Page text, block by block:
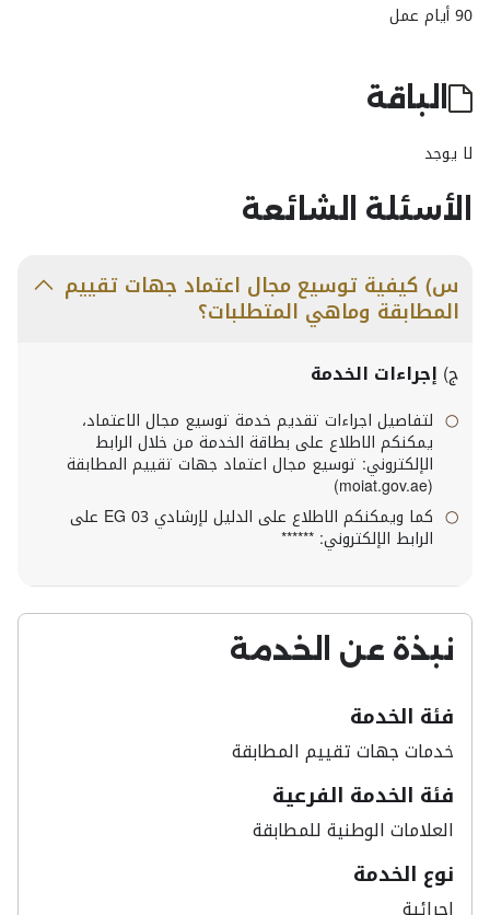
90 أيام عمل
الباقة
لا يوجد
الأسئلة الشائعة
س) كيفية توسيع مجال اعتماد جهات تقييم
المطابقة وماهي المتطلبات؟
ج) إجراءات الخدمة
لتفاصيل اجراءات تقديم خدمة توسيع مجال الاعتماد،
يمكنكم الاطلاع على بطاقة الخدمة من خلال الرابط
الإلكتروني: توسيع مجال اعتماد جهات تقييم المطابقة
(moiat.gov.ae)
كما ويمكنكم الاطلاع على الدليل لإرشادي EG 03 على
الرابط الإلكتروني: ******
نبذة عن الخدمة
فئة الخدمة
خدمات جهات تقييم المطابقة​
فئة الخدمة الفرعية
العلامات الوطنية للمطابقة
نوع الخدمة